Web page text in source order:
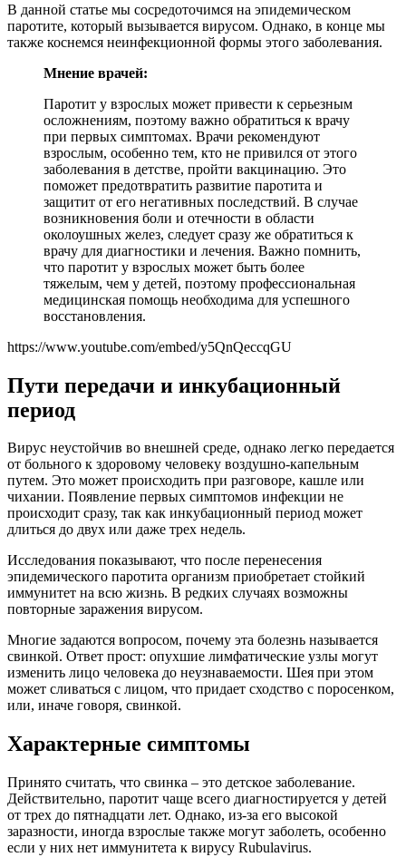
В данной статье мы сосредоточимся на эпидемическом
паротите, который вызывается вирусом. Однако, в конце мы
также коснемся неинфекционной формы этого заболевания.
Мнение врачей:
Паротит у взрослых может привести к серьезным
осложнениям, поэтому важно обратиться к врачу
при первых симптомах. Врачи рекомендуют
взрослым, особенно тем, кто не привился от этого
заболевания в детстве, пройти вакцинацию. Это
поможет предотвратить развитие паротита и
защитит от его негативных последствий. В случае
возникновения боли и отечности в области
околоушных желез, следует сразу же обратиться к
врачу для диагностики и лечения. Важно помнить,
что паротит у взрослых может быть более
тяжелым, чем у детей, поэтому профессиональная
медицинская помощь необходима для успешного
восстановления.
https://www.youtube.com/embed/y5QnQeccqGU
Пути передачи и инкубационный
период
Вирус неустойчив во внешней среде, однако легко передается
от больного к здоровому человеку воздушно-капельным
путем. Это может происходить при разговоре, кашле или
чихании. Появление первых симптомов инфекции не
происходит сразу, так как инкубационный период может
длиться до двух или даже трех недель.
Исследования показывают, что после перенесения
эпидемического паротита организм приобретает стойкий
иммунитет на всю жизнь. В редких случаях возможны
повторные заражения вирусом.
Многие задаются вопросом, почему эта болезнь называется
свинкой. Ответ прост: опухшие лимфатические узлы могут
изменить лицо человека до неузнаваемости. Шея при этом
может сливаться с лицом, что придает сходство с поросенком,
или, иначе говоря, свинкой.
Характерные симптомы
Принято считать, что свинка – это детское заболевание.
Действительно, паротит чаще всего диагностируется у детей
от трех до пятнадцати лет. Однако, из-за его высокой
заразности, иногда взрослые также могут заболеть, особенно
если у них нет иммунитета к вирусу Rubulavirus.